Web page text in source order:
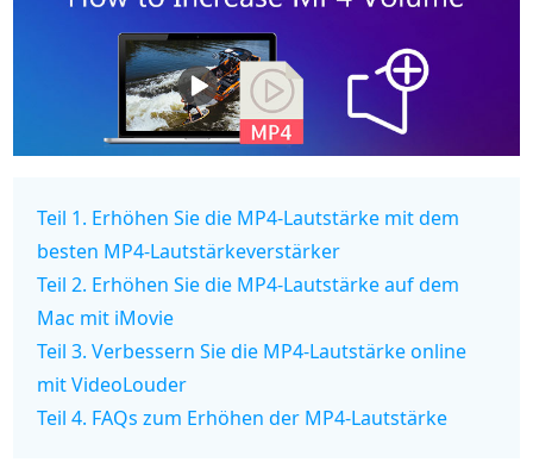
Teil 1. Erhöhen Sie die MP4-Lautstärke mit dem
besten MP4-Lautstärkeverstärker
Teil 2. Erhöhen Sie die MP4-Lautstärke auf dem
Mac mit iMovie
Teil 3. Verbessern Sie die MP4-Lautstärke online
mit VideoLouder
Teil 4. FAQs zum Erhöhen der MP4-Lautstärke